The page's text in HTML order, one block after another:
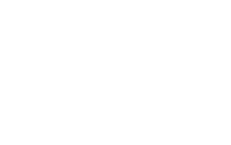
osoby, 50m2.
sofa a rozkládací postele, max. pro 2+2, 55m2.
pátou osobu formou sofa, max. pro 5 osob, 75m2.
terasa, max. pro 6 osob, 100m2, na vyžádání.
5 osob, 80m2, na vyžádání.
a slunečníky za poplatek.